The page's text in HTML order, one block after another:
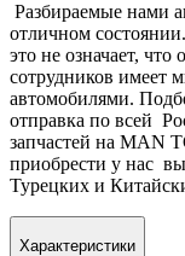
Разбираемые нами
отличном
это не означает,
сотрудников имеет
автомобилями.
отправка по всей
запчастей на MAN
приобрести у нас
Турецких и
Характеристики